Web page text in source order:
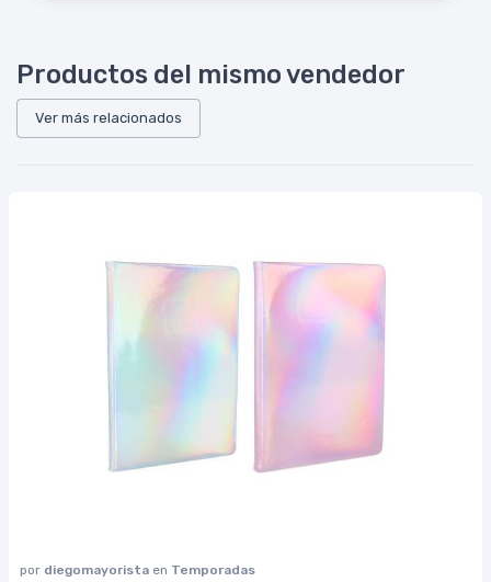
Productos del mismo vendedor
Ver más relacionados
por diegomayorista en Temporadas